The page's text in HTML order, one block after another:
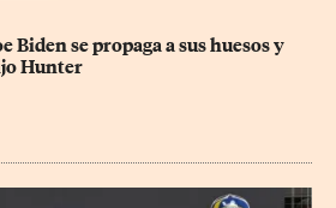
Biden se propaga a sus huesos y
Hunter